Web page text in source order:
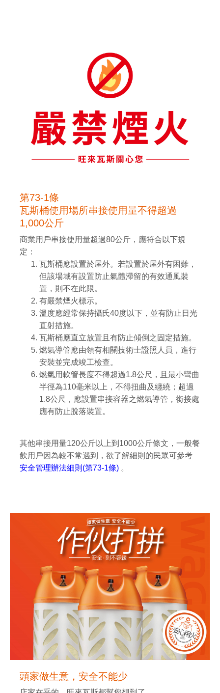
第73-1條
瓦斯桶使用場所串接使用量不得超過
1,000公斤
商業用戶串接使用量超過80公斤，應符合以下規
定：
瓦斯桶應設置於屋外。若設置於屋外有困難，
但該場域有設置防止氣體滯留的有效通風裝
置，則不在此限。
有嚴禁煙火標示。
溫度應經常保持攝氏40度以下，並有防止日光
直射措施。
瓦斯桶應直立放置且有防止傾倒之固定措施。
燃氣導管應由領有相關技術士證照人員，進行
安裝並完成竣工檢查。
燃氣用軟管長度不得超過1.8公尺，且最小彎曲
半徑為110毫米以上，不得扭曲及纏繞；超過
1.8公尺，應設置串接容器之燃氣導管，銜接處
應有防止脫落裝置。
其他串接用量120公斤以上到1000公斤條文，一般餐
飲用戶因為較不常遇到，欲了解細則的民眾可參考
安全管理辦法細則(第73-1條) 。
頭家做生意，安全不能少